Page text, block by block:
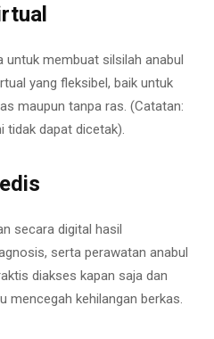
untuk membuat silsilah anabul
yang fleksibel, baik untuk
maupun tanpa ras. (Catatan:
tidak dapat dicetak).
secara digital hasil
serta perawatan anabul
diakses kapan saja dan
mencegah kehilangan berkas.